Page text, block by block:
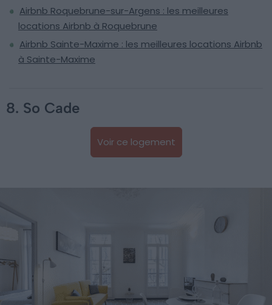
Airbnb Roquebrune-sur-Argens : les meilleures
locations Airbnb à Roquebrune
Airbnb Sainte-Maxime : les meilleures locations Airbnb
à Sainte-Maxime
8. So Cade
Voir ce logement